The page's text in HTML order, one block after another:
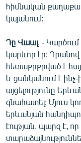
հիմնական
կայանում:
Դը Վաալ . -
կարևոր էր: Դրանով
հետաքրքրված է
և ցանկանում է
այցելությունը
գնահատել: Մյուս
երևանյան
էության, պարզ է,